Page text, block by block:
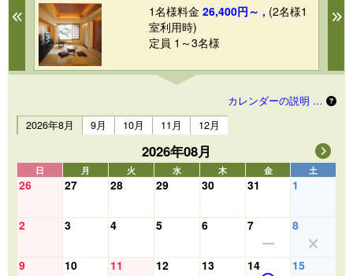
Previous
1名様料金 26,400円～ , (2名様1
室利用時)
定員 1～3名様
カレンダーの説明 …
2026年8月
9月 10月 11月 12月
2026年08月
日 月 火 水 木 金 土
26 27 28 29 30 31 1
2 3 4 5 6 7 8
9 10 11 12 13 14 15